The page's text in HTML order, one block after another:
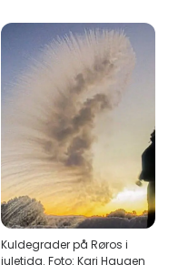
Kuldegrader på Røros i
juletida. Foto: Kari Haugen